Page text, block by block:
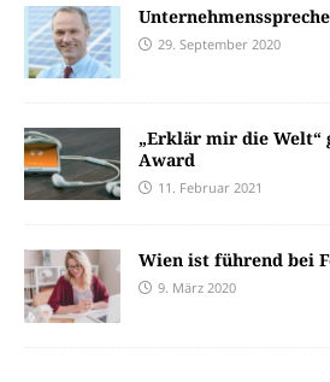
29. September 2020
„Erklär mir die Welt“
Award
11. Februar 2021
Wien ist führend bei
9. März 2020